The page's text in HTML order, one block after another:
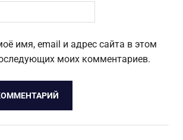
имя, email и адрес сайта в этом
моих комментариев.